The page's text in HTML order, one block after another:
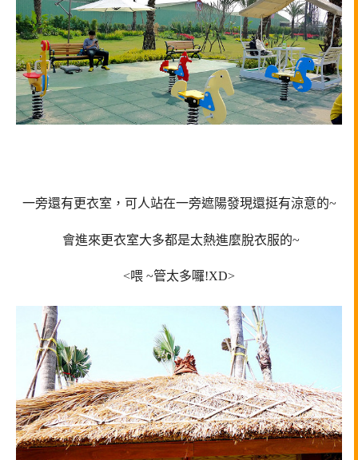
一旁還有更衣室，可人站在一旁遮陽發現還挺有涼意的~
會進來更衣室大多都是太熱進麼脫衣服的~
<喂 ~管太多囉!XD>